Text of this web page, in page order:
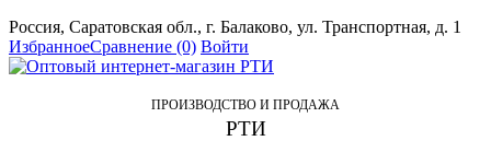
Россия, Саратовская обл., г. Балаково, ул. Транспортная, д. 1
ИзбранноеСравнение (0) Войти
ПРОИЗВОДСТВО И ПРОДАЖА
РТИ